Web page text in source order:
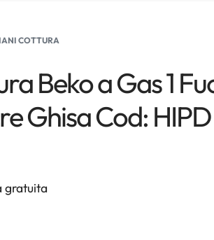
COTTURA
Beko a Gas 1
Ghisa Cod: HIPD
gratuita